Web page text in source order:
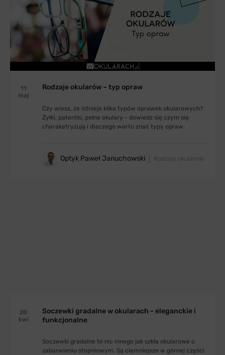
Rodzaje okularów – typ opraw
Czy wiesz, że istnieje kilka typów oprawek okularowych?
Żyłki, patentki, pełne okulary - dowiedz się czym się
charaketryzują i dlaczego warto znać typy opraw.
11
maj
Optyk Paweł Januchowski Rodzaje okularów
Soczewki gradalne w okularach - eleganckie i
funkcjonalne
Soczewki gradalne to nic innego jak szkła okularowe o
zabarwieniu stopniowym. Są ciemniejsze w górnej części
20
kwi